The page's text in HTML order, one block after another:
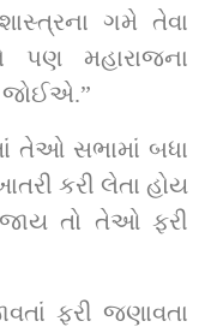
ગમે તેવા
પણ મહારાજના
જોઈએ.”
તેઓ સભામાં બધા
કરી લેતા હોય
તો તેઓ ફરી
ફરી જણાવતા